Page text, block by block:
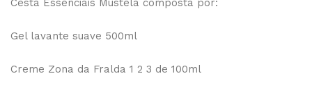
Cesta Essenciais Mustela composta por:
Gel lavante suave 500ml
Creme Zona da Fralda 1 2 3 de 100ml